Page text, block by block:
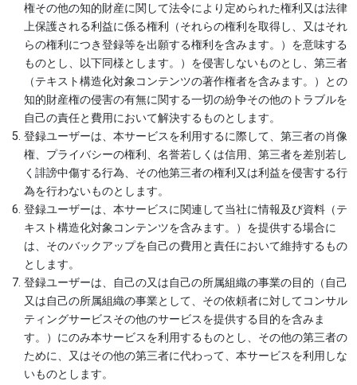
権その他の知的財産に関して法令により定められた権利又は法律
上保護される利益に係る権利（それらの権利を取得し、又はそれ
らの権利につき登録等を出願する権利を含みます。）を意味する
ものとし、以下同様とします。）を侵害しないものとし、第三者
（テキスト構造化対象コンテンツの著作権者を含みます。）との
知的財産権の侵害の有無に関する一切の紛争その他のトラブルを
自己の責任と費用において解決するものとします。
登録ユーザーは、本サービスを利用するに際して、第三者の肖像
権、プライバシーの権利、名誉若しくは信用、第三者を差別若し
く誹謗中傷する行為、その他第三者の権利又は利益を侵害する行
為を行わないものとします。
登録ユーザーは、本サービスに関連して当社に情報及び資料（テ
キスト構造化対象コンテンツを含みます。）を提供する場合に
は、そのバックアップを自己の費用と責任において維持するもの
とします。
登録ユーザーは、自己の又は自己の所属組織の事業の目的（自己
又は自己の所属組織の事業として、その依頼者に対してコンサル
ティングサービスその他のサービスを提供する目的を含みま
す。）にのみ本サービスを利用するものとし、その他の第三者の
ために、又はその他の第三者に代わって、本サービスを利用しな
いものとします。